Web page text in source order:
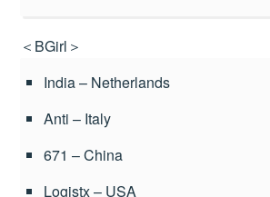
＜BGirl＞
India – Netherlands
Anti – Italy
671 – China
Logistx – USA